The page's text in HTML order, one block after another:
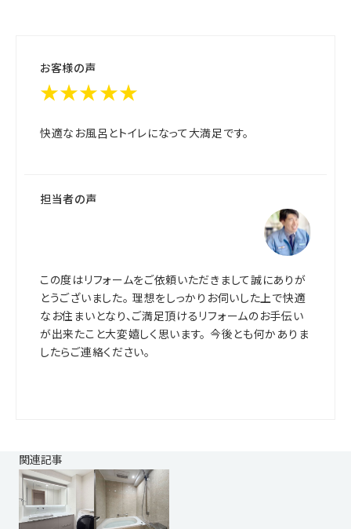
お客様の声
★★★★★
快適なお風呂とトイレになって大満足です。
担当者の声
この度はリフォームをご依頼いただきまして誠にありが
とうございました。 理想をしっかりお伺いした上で快適
なお住まいとなり、ご満足頂けるリフォームのお手伝い
が出来たこと大変嬉しく思います。 今後とも何かありま
したらご連絡ください。
関連記事